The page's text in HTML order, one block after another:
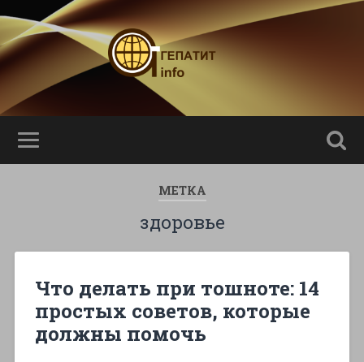
МЕТКА
здоровье
Что делать при тошноте: 14
простых советов, которые
должны помочь